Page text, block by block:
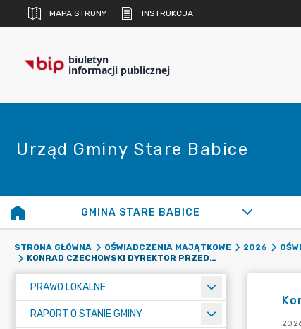
MAPA STRONY INSTRUKCJA
biuletyn
informacji publicznej
Urząd Gminy Stare Babice
GMINA STARE BABICE
STRONA GŁÓWNA OŚWIADCZENIA MAJĄTKOWE 2026
KONRAD CZECHOWSKI DYREKTOR PRZEDSZKOLA W BLIZNEM JASIŃSKIEGO
PRAWO LOKALNE
RAPORT O STANIE GMINY